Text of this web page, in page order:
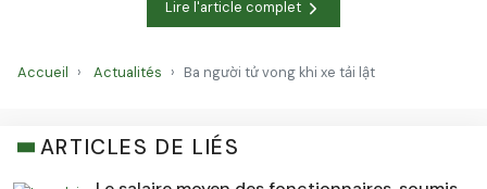
Lire l'article complet
Accueil Actualités Ba người tử vong khi xe tải lật
ARTICLES DE LIÉS